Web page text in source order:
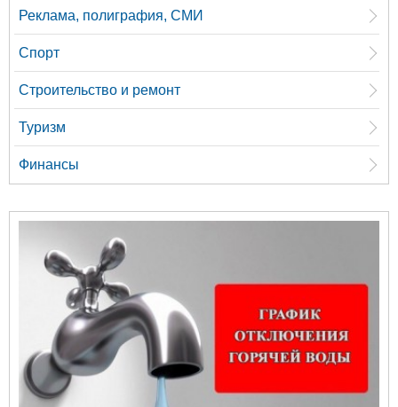
Реклама, полиграфия, СМИ
Спорт
Строительство и ремонт
Туризм
Финансы